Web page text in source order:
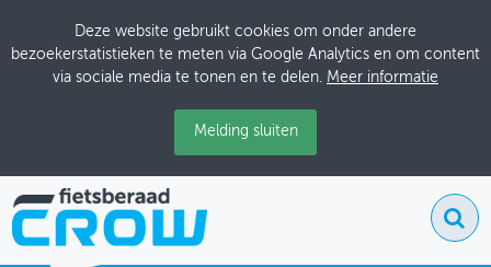
Deze website gebruikt cookies om onder andere
bezoekerstatistieken te meten via Google Analytics en om content
via sociale media te tonen en te delen. Meer informatie
Melding sluiten